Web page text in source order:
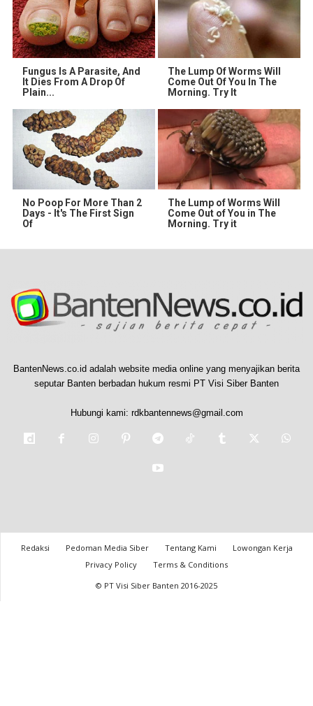
Fungus Is A Parasite, And
It Dies From A Drop Of
Plain...
The Lump Of Worms Will
Come Out Of You In The
Morning. Try It
No Poop For More Than 2
Days - It's The First Sign
Of
The Lump of Worms Will
Come Out of You in The
Morning. Try it
BantenNews.co.id adalah website media online yang menyajikan berita
seputar Banten berbadan hukum resmi PT Visi Siber Banten
Hubungi kami: rdkbantennews@gmail.com
Redaksi Pedoman Media Siber Tentang Kami
Lowongan Kerja
Privacy Policy
Terms & Conditions
© PT Visi Siber Banten 2016-2025